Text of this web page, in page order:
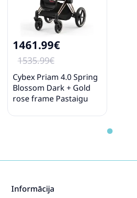
1461.99€
1535.99€
Cybex Priam 4.0 Spring
Blossom Dark + Gold
rose frame Pastaigu
Informācija